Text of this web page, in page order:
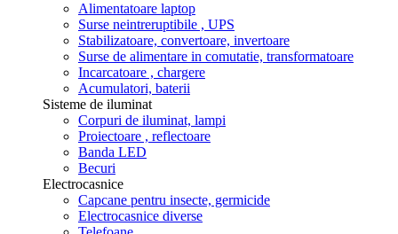
Alimentatoare laptop
Surse neintreruptibile , UPS
Stabilizatoare, convertoare, invertoare
Surse de alimentare in comutatie, transformatoare
Incarcatoare , chargere
Acumulatori, baterii
Sisteme de iluminat
Corpuri de iluminat, lampi
Proiectoare , reflectoare
Banda LED
Becuri
Electrocasnice
Capcane pentru insecte, germicide
Electrocasnice diverse